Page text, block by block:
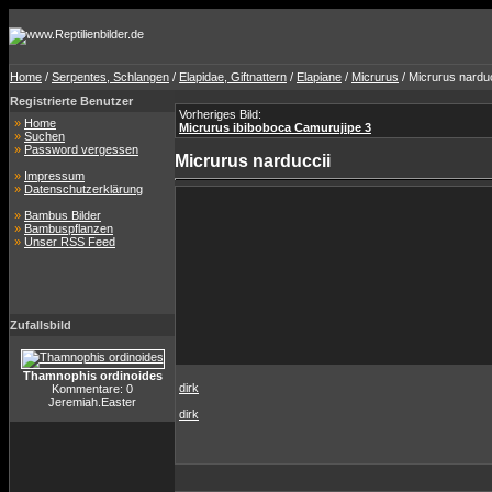
Home / Serpentes, Schlangen / Elapidae, Giftnattern / Elapiane / Micrurus / Micrurus
Registrierte Benutzer
» Home
» Suchen
» Password vergessen
» Impressum
» Datenschutzerklärung
» Bambus Bilder
» Bambuspflanzen
» Unser RSS Feed
Zufallsbild
Thamnophis ordinoides
Kommentare: 0
Jeremiah.Easter
Vorheriges Bild:
Micrurus ibiboboca Camurujipe 3
Micrurus narduccii
dirk
dirk